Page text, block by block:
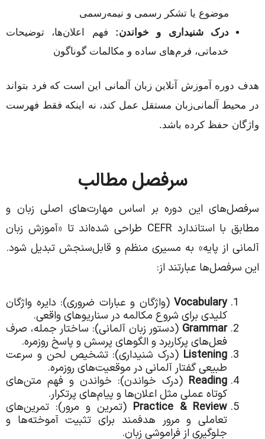
موضوع یا تشکر رسمی و نیمه‌رسمی
درک شنیداری و خواندن: فهم اعلان‌ها، توضیحات
خدماتی، فرم‌های ساده و مکالمات گوناگون
هدف دوره آموزش آنلاین زبان آلمانی این است که فرد بتواند
در محیط آلمانی‌زبان مستقل عمل کند، نه اینکه فقط فهرست
واژگان حفظ کرده باشد.
سرفصل‌ مطالب
سرفصل‌های این دوره بر اساس مهارت‌های اصلی زبان و
مطابق با استاندارد CEFR طراحی شده‌اند تا «آموزش زبان
آلمانی از پایه» به مسیری منظم و قابل‌سنجش تبدیل شود.
این سرفصل‌ها عبارتند از:
Vocabulary (واژگان و عبارات ضروری): دایره واژگان
کلیدی برای شروع مکالمه در سناریوهای واقعی.
Grammar (دستور زبان آلمانی): ساختار جمله، صرف
فعل‌های پرکاربرد و الگوهای پرسش و پاسخ روزمره.
Listening (درک شنیداری): تشخیص لحن و سرعت
طبیعی گفتار آلمانی در موقعیت‌های روزمره.
Reading (درک خواندن): خواندن و فهم متن‌های
کوتاه عملی مثل اعلان‌ها و پیام‌های پرتکرار.
Practice & Review (تمرین و مرور): تمرین‌های
تعاملی و مرور هدفمند برای تثبیت آموخته‌ها و
جلوگیری از فراموشی زبان.